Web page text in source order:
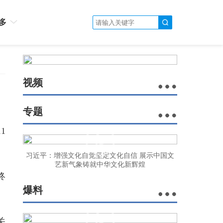
视频
专题
习近平：增强文化自觉坚定文化自信 展示中国文
艺新气象铸就中华文化新辉煌
爆料